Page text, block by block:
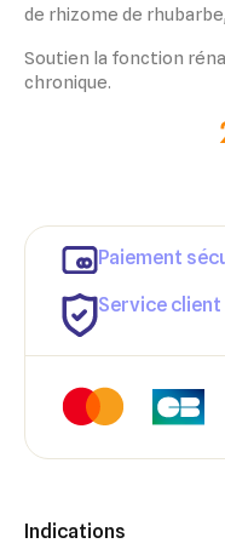
de rhizome de
Soutien la fonction
chronique.
Paiement
Service client
Indications
Ajouter à ma liste
Créer une nouvelle liste
Créer une liste d'envies
Connexion
Vous devez être